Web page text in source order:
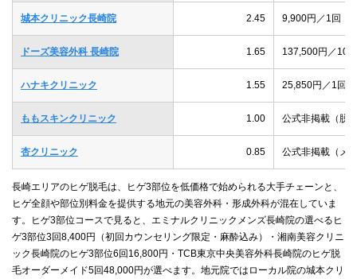
城本クリニック長崎院 2.45 9,900円／1回（
ドーズ美容外科 長崎院 1.65 137,500円／10
ハナキクリニック 1.55 25,850円／1回
ももスキンクリニック 1.00 公式非掲載（脱
杏クリニック 0.85 公式非掲載（メ
長崎エリアのヒゲ脱毛は、ヒゲ3部位を低価格で始められる大手チェーンと、
ヒゲ全顔や部位別料金を提供する地元の美容外科・形成外科が混在していま
す。ヒゲ3部位コースで見ると、エミナルクリニックメンズ長崎院の選べるヒ
ゲ3部位3回8,400円（初回カウンセリング限定・麻酔込み）・湘南美容クリニ
ック長崎院のヒゲ3部位6回16,800円・TCB東京中央美容外科長崎院のヒゲ脱
毛オーダーメイド5回48,000円が選べます。地元院ではローカル院の城本クリ